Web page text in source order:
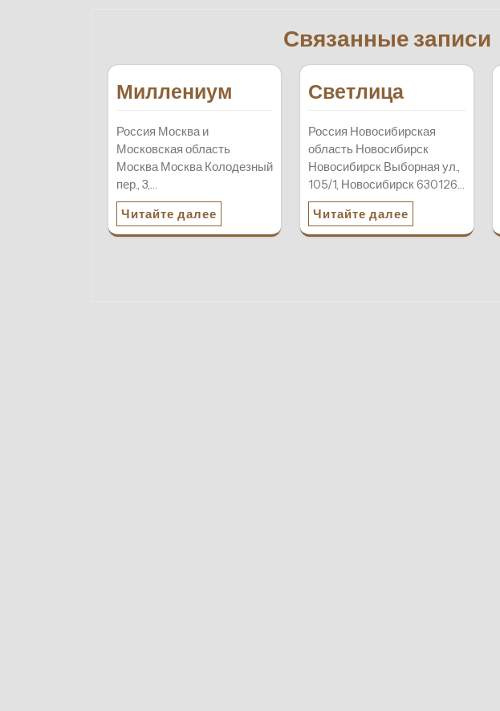
Связанные записи
Миллениум
Россия Москва и
Московская область
Москва Москва Колодезный
пер., 3,…
Читайте далее
Светлица
Россия Новосибирская
область Новосибирск
Новосибирск Выборная ул.,
105/1, Новосибирск 630126…
Читайте далее